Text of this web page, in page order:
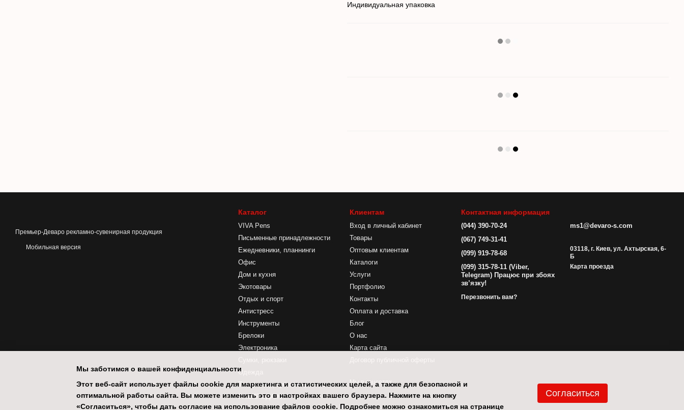
Индивидуальная упаковка
Премьер-Деваро рекламно-сувенирная продукция
Мобильная версия
Каталог
VIVA Pens
Письменные принадлежности
Ежедневники, планнинги
Офис
Дом и кухня
Экотовары
Отдых и спорт
Антистресс
Инструменты
Брелоки
Электроника
Одежда
Товары под сублимацию
РАСПРОДАЖА
Клиентам
Вход в личный кабинет
Товары
Оптовым клиентам
Каталоги
Услуги
Портфолио
Контакты
Оплата и доставка
Блог
О нас
Карта сайта
Мы в соцсетях
Контактная информация
(044) 390-70-24
(067) 749-31-41
(099) 919-78-68
(099) 315-78-11 (Viber,
Telegram) Працює при збоях
зв’язку!
Перезвонить вам?
ms1@devaro-s.com
03118, г. Киев, ул. Ахтырская, 6-
Б
Карта проезда
Мы заботимся о вашей конфиденциальности
Этот веб-сайт использует файлы cookie для маркетинга и статистических целей, а также для безопасной и
оптимальной работы сайта. Вы можете изменить это в настройках вашего браузера. Нажмите на кнопку
«Согласиться», чтобы дать согласие на использование файлов cookie. Подробнее можно ознакомиться на странице
Согласиться